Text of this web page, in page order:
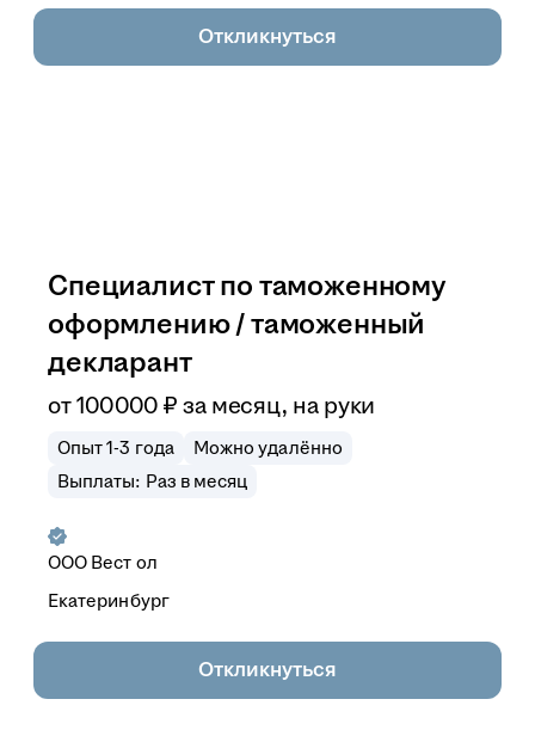
Откликнуться
Специалист по таможенному
оформлению / таможенный
декларант
от100 000 ₽ за месяц, на руки
Опыт 1-3 года
Можно удалённо
Выплаты: Раз в месяц
ООО Вест ол
Екатеринбург
Откликнуться